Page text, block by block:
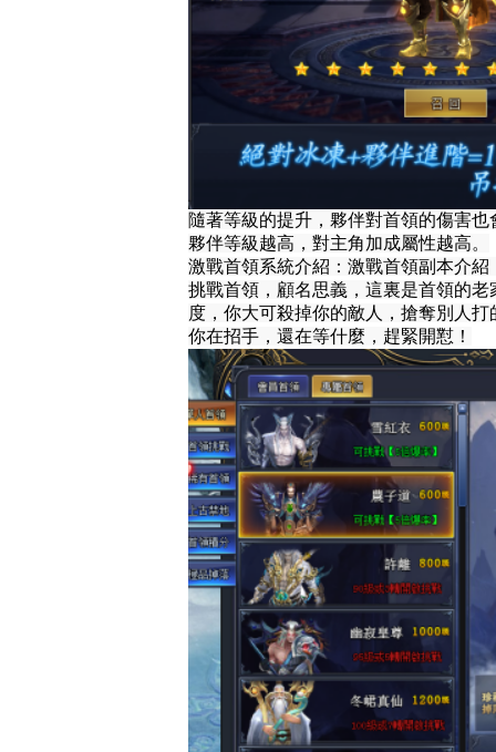
隨著等級的提升，夥伴對首領的傷害
夥伴等級越高，對主角加成屬性越高。
激戰首領系統介紹：激戰首領副本介紹
挑戰首領，顧名思義，這裏是首領的
度，你大可殺掉你的敵人，搶奪別人
你在招手，還在等什麼，趕緊開懟！